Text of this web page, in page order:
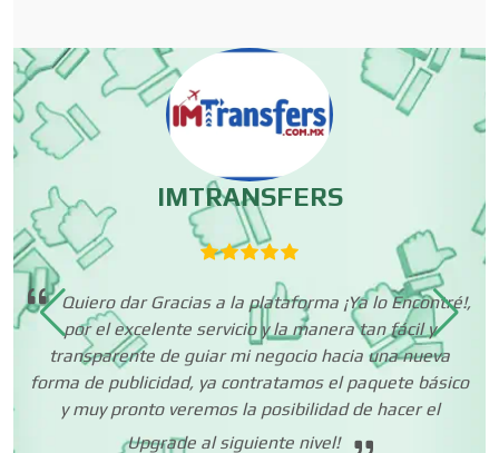
Carpinterías
Centros Comerciales
Centros de Espectáculos
Centros de Nutrición
Centros Turísticos
IMTRANSFERS
Quiero dar Gracias a la plataforma ¡Ya lo Encontré!,
por el excelente servicio y la manera tan fácil y
transparente de guiar mi negocio hacia una nueva
forma de publicidad, ya contratamos el paquete básico
y muy pronto veremos la posibilidad de hacer el
Upgrade al siguiente nivel!